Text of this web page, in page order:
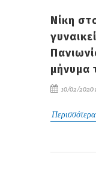
Νίκη
μήνυμα
10/02/2020
Περισσότερα